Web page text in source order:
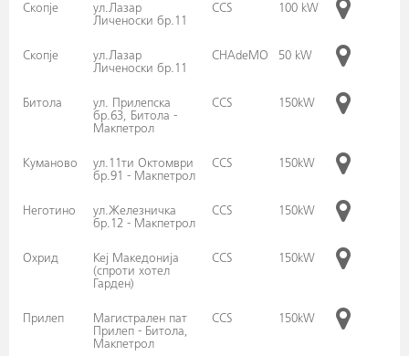
Скопје
ул.Лазар
Личеноски бр.11
CCS 100 kW
Скопје
ул.Лазар
Личеноски бр.11
CHAdeMO 50 kW
Битола
ул. Прилепска
бр.63, Битола -
Макпетрол
CCS 150kW
Куманово
ул.11ти Октомври
бр.91 - Макпетрол
CCS 150kW
Неготино
ул.Железничка
бр.12 - Макпетрол
CCS 150kW
Охрид
Кеј Македонија
(спроти хотел
Гарден)
CCS 150kW
Прилеп
Магистрален пат
Прилеп - Битола,
Макпетрол
CCS 150kW